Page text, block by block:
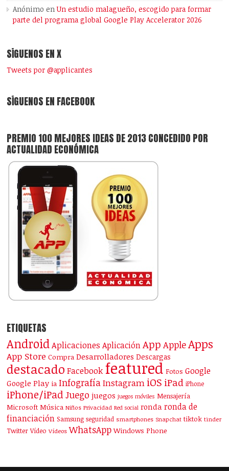
Anónimo enUn estudio malagueño, escogido para formar
parte del programa global Google Play Accelerator 2026
SÍGUENOS EN X
Tweets por @applicantes
SÍGUENOS EN FACEBOOK
PREMIO 100 MEJORES IDEAS DE 2013 CONCEDIDO POR
ACTUALIDAD ECONÓMICA
ETIQUETAS
Android Aplicaciones Aplicación App AppleApps
App Store Compra Desarrolladores Descargas
destacado Facebook featured Fotos Google
Google Play ia Infografía Instagram iOS iPad iPhone
iPhone/iPad Juego juegos juegos móviles Mensajería
Microsoft Música Niños Privacidad Red social ronda ronda de
financiación Samsung seguridad smartphones Snapchat tiktok tinder
Twitter Vídeo Vídeos WhatsApp Windows Phone